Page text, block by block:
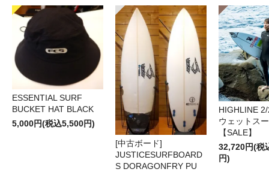
ESSENTIAL SURF
BUCKET HAT BLACK
5,000円(税込5,500円)
[中古ボード]
JUSTICESURFBOARD
S DORAGONFRY PU
HIGHLINE
ウェットス
【SALE】
32,720円(税
円)